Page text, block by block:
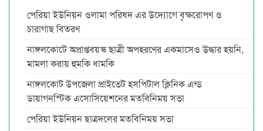
পেরিয়া ইউনিয়ন ওলামা পরিষদ এর উদ্যোগে বৃক্ষরোপণ ও
চারাগাছ বিতরণ
নাঙ্গলকোটে অপ্রাপ্তবয়স্ক ছাত্রী অপহরণের একমাসেও উদ্ধার হয়নি,
মামলা করায় হুমকি ধামকি
নাঙ্গলকোট উপজেলা প্রাইভেট হসপিটাল ক্লিনিক এন্ড
ডায়াগনস্টিক এসোসিয়েশনের মতবিনিময় সভা
পেরিয়া ইউনিয়ন ছাত্রদলের মতবিনিময় সভা